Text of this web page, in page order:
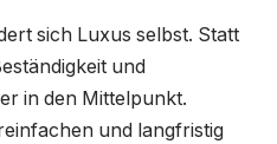
sich Luxus selbst. Statt
und
in den Mittelpunkt.
und langfristig